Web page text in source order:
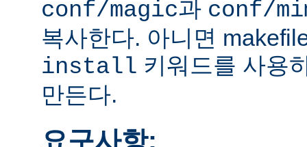
conf/magic과 conf/
복사한다. 아니면
install 키워드를 사용
만든다.
요구사항: